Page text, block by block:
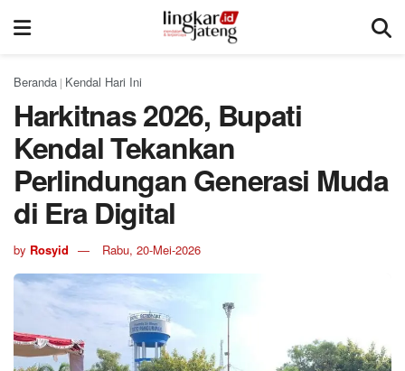
Beranda | Kendal Hari Ini
Harkitnas 2026, Bupati
Kendal Tekankan
Perlindungan Generasi Muda
di Era Digital
by Rosyid Rabu, 20-Mei-2026